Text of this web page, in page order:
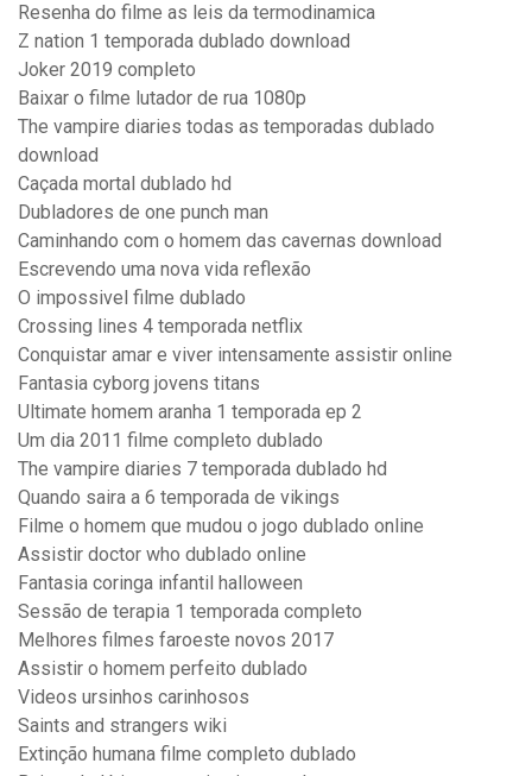
Resenha do filme as leis da termodinamica
Z nation 1 temporada dublado download
Joker 2019 completo
Baixar o filme lutador de rua 1080p
The vampire diaries todas as temporadas dublado
download
Caçada mortal dublado hd
Dubladores de one punch man
Caminhando com o homem das cavernas download
Escrevendo uma nova vida reflexão
O impossivel filme dublado
Crossing lines 4 temporada netflix
Conquistar amar e viver intensamente assistir online
Fantasia cyborg jovens titans
Ultimate homem aranha 1 temporada ep 2
Um dia 2011 filme completo dublado
The vampire diaries 7 temporada dublado hd
Quando saira a 6 temporada de vikings
Filme o homem que mudou o jogo dublado online
Assistir doctor who dublado online
Fantasia coringa infantil halloween
Sessão de terapia 1 temporada completo
Melhores filmes faroeste novos 2017
Assistir o homem perfeito dublado
Videos ursinhos carinhosos
Saints and strangers wiki
Extinção humana filme completo dublado